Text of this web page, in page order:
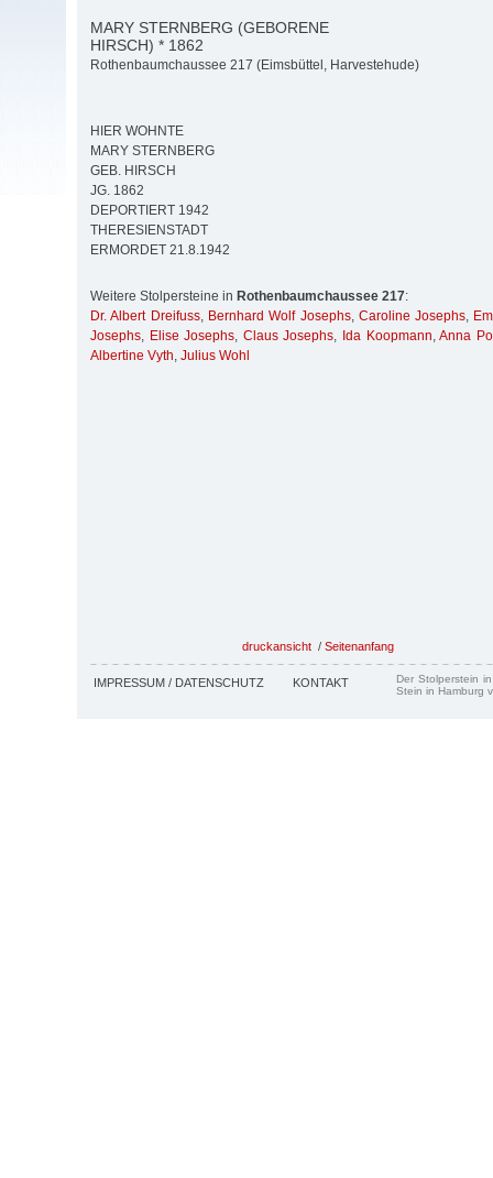
MARY STERNBERG (GEBORENE
HIRSCH) * 1862
Rothenbaumchaussee 217 (Eimsbüttel, Harvestehude)
HIER WOHNTE
MARY STERNBERG
GEB. HIRSCH
JG. 1862
DEPORTIERT 1942
THERESIENSTADT
ERMORDET 21.8.1942
Weitere Stolpersteine in Rothenbaumchaussee 217:
Dr. Albert Dreifuss, Bernhard Wolf Josephs, Caroline Josephs,
Josephs, Elise Josephs, Claus Josephs, Ida Koopmann,Anna
Albertine Vyth, Julius Wohl
druckansicht / Seitenanfang
IMPRESSUM / DATENSCHUTZ KONTAKT
Der Stolperstein
Stein in Hamburg